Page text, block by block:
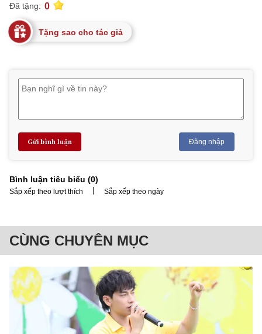
Đã tặng: 0
Tặng sao cho tác giả
Gửi bình luận Đăng nhập
Bình luận tiêu biểu (0)
Sắp xếp theo lượt thích | Sắp xếp theo ngày
CÙNG CHUYÊN MỤC